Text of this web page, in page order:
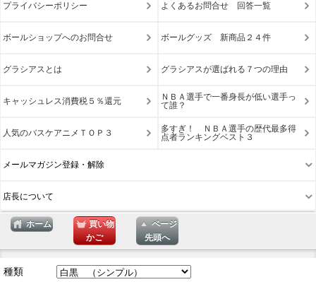
種類
プライバシーポリシー よくあるお問合せ 回答一覧
ボールショップへのお問合せ ボールグッズ 新商品２４件
グラシアスとは グラシアスが選ばれる７つの理由
キャッシュレス消費税５％還元
ＮＢＡ選手で一番身長が低い選手っ
て誰？
人気のバスケアニメＴＯＰ３
多すぎ！ ＮＢＡ選手の歴代最多得
点者ランキングベスト３
メールマガジン登録・解除
店長について
ホーム
買い物
かご
ページ
先頭へ
表示切替 : スマートフォン |